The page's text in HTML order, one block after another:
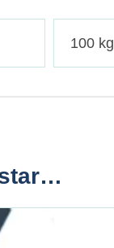
100 kg